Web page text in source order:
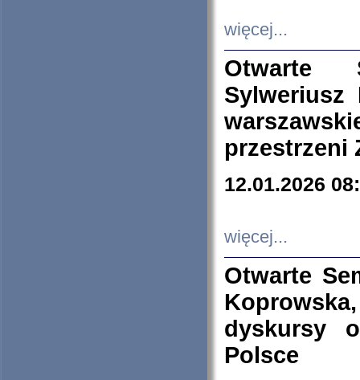
więcej...
Otwarte
Sylweriusz
przestrzeni
12.01.2026
więcej...
Otwarte
dyskursy
Polsce